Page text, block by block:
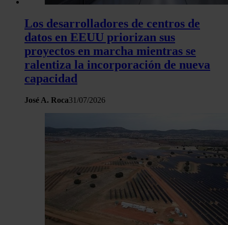
Los desarrolladores de centros de
datos en EEUU priorizan sus
proyectos en marcha mientras se
ralentiza la incorporación de nueva
capacidad
José A. Roca31/07/2026